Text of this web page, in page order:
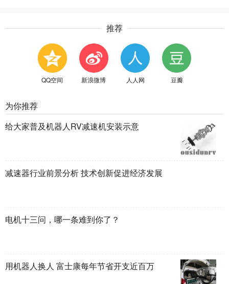
推荐
QQ空间 新浪微博 人人网 豆瓣
为你推荐
给大家普及机器人RV减速机安装示意
减速器行业前景分析 技术创新促进经济发展
电机十三问，哪一条难到你了？
用机器人换人 富士康每年节省开支近百万